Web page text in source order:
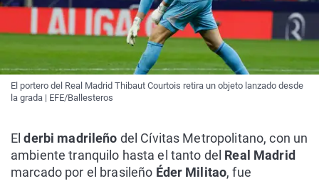
El portero del Real Madrid Thibaut Courtois retira un objeto lanzado desde
la grada | EFE/Ballesteros
Elderbi madrileño del Cívitas Metropolitano, con un
ambiente tranquilo hasta el tanto del Real Madrid
marcado por el brasileño Éder Militao, fue